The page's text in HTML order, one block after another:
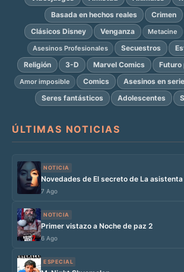
Basada en hechos reales
Crimen
Clásicos Disney
Venganza Metacine
Asesinos Profesionales Secuestros
Religión
3-D Marvel Comics
Amor imposible Comics Asesinos en serie
Seres fantásticos Adolescentes
ÚLTIMAS NOTICIAS
NOTICIA
Novedades de El secreto de La asistenta
7 Ago
NOTICIA
Primer vistazo a Noche de paz 2
6 Ago
ESPECIAL